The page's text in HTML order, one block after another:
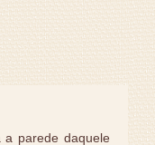
parede daquele